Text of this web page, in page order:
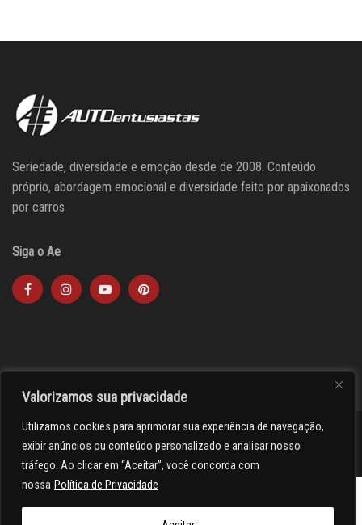
Valorizamos sua privacidade
Utilizamos cookies para aprimorar sua experiência de navegação,
exibir anúncios ou conteúdo personalizado e analisar nosso
tráfego. Ao clicar em “Aceitar”, você concorda com
nossa Política de Privacidade
Seriedade, diversidade e emoção desde de 2008. Conteúdo
próprio, abordagem emocional e diversidade feito por apaixonados
por carros
Siga o Ae
><(((º> 17